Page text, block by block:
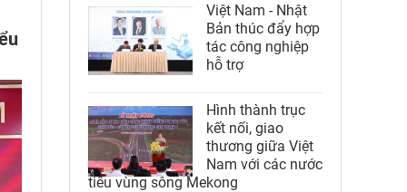
Việt Nam - Nhật
Bản thúc đẩy hợp
tác công nghiệp
hỗ trợ
Hình thành trục
kết nối, giao
thương giữa Việt
Nam với các nước
tiểu vùng sông Mekong